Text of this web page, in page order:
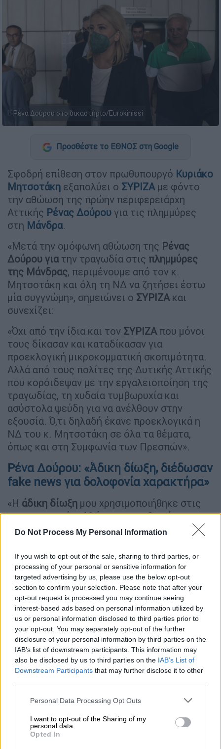
Do Not Process My Personal Information
If you wish to opt-out of the sale, sharing to third parties, or
processing of your personal or sensitive information for
targeted advertising by us, please use the below opt-out
section to confirm your selection. Please note that after your
opt-out request is processed you may continue seeing
interest-based ads based on personal information utilized by
us or personal information disclosed to third parties prior to
your opt-out. You may separately opt-out of the further
disclosure of your personal information by third parties on the
IAB’s list of downstream participants. This information may
also be disclosed by us to third parties on the IAB’s List of
Downstream Participants that may further disclose it to other
Please note that this website/app uses one or more Google
not limited to your visit or usage behaviour. You may click to
grant or deny consent to Google and its third-party tags to
use your data for below specified purposes in below Google
Personal Data Processing Opt Outs
I want to opt-out of the Sharing of my
personal data.
Opted In
Η Ρένα Δούρου στο δικαστήριο/Eurokinissi
Προσθέστε το ΕΘΝΟΣ στη Google
Σφοδρή επίθεση στον πρωθυπουργό Κυριάκο
Μητσοτάκη εξαπολύει ο ΣΥΡΙΖΑ με φόντο
την αθώωση της πρώην περιφερειάρχη
Αττικής Ρένας Δούρου για τις πλημμύρες
στη Μάνδρα.
«Μετά την ομόφωνη αθώωση της Ρένας
Δούρου γιατην τραγωδία στις πλημμύρες
της Μάνδρας, περιμένουμε από τον κ.
Μητσοτάκη και όλη τη ΝΔ να ζητήσει έστω
μία συγγνώμη», σημειώνει ο ΣΥΡΙΖΑ και
συνεχίζει:
«Όχι από την ίδια και τον ΣΥΡΙΖΑ που μόνοι
τους δίκασαν και καταδίκασαν για
προεκλογική μικροκομματική σκοπιμότητα.
Αλλά από τους πολίτες της Δυτικής Αττικής
που κορόιδεψαν με την εργαλειοποίηση της
τραγωδίας, τη χυδαία τυμβωρυχία και
ασύστολα ψεύδη για να ανέλθουν στην
εξουσία. Ό,τι δηλαδή έκανε προεκλογικά η
ΝΔ του κ. Μητσοτάκη σε όλα τα θέματα,
όπως και στη Συμφωνία των Πρεσπών».
Ρένα Δούρου: «Άδικη δίωξη, διέδωσαν
fake news για δολοφονία χαρακτήρα»
«Η άδικη δίωξη μου χρησιμοποιήθηκε στις
περιφερειακές αλλά και στις εθνικές
εκλογές με τη διάδοση φέικ νιούζ και την
χαρακτήρα», σημείωσε η πρώην
περιφερειάρχης ΑττικήςΡένα Δούρουμετά
την αθώωσή της από το δικαστήριο για τις
πλημμύρεςστηΜάνδρα.
«Όταν έχει συμβεί μια τραγωδία δεν
υπάρχουν περιθώρια ούτεστιγμιαίας χαράς
ούτε προσωπικής δικαίωσης. Η απόφαση
αυτή θα πρέπει να αποτελέσει σημείο
αναφοράς προς όλους : αντί να
εργαλειοποιούν τις τραγωδίες για την
τυμβωρυχόντας, να ενσκύψουν στο
πρόβλημα και να εξετάσουν πως θα
αντιμετωπισθεί η επερχόμενη λαίλαπα των
ακραίων καιρικών φαινομένων. Η άδικη